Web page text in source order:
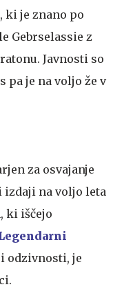
ki je znano po
Gebrselassie z
Javnosti so
pa je na voljo že v
za osvajanje
na voljo leta
ki iščejo
odzivnosti, je